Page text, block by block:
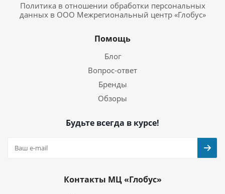
Политика в отношении обработки персональных
данных в ООО Межрегиональный центр «Глобус»
Помощь
Блог
Вопрос-ответ
Бренды
Обзоры
Будьте всегда в курсе!
Контакты МЦ «Глобус»